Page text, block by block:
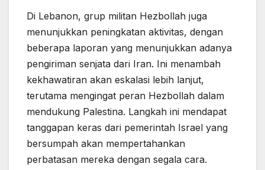
Di Lebanon, grup militan Hezbollah juga
menunjukkan peningkatan aktivitas, dengan
beberapa laporan yang menunjukkan adanya
pengiriman senjata dari Iran. Ini menambah
kekhawatiran akan eskalasi lebih lanjut,
terutama mengingat peran Hezbollah dalam
mendukung Palestina. Langkah ini mendapat
tanggapan keras dari pemerintah Israel yang
bersumpah akan mempertahankan
perbatasan mereka dengan segala cara.